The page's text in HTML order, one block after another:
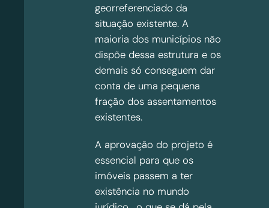
georreferenciado da
situação existente. A
maioria dos municípios não
dispõe dessa estrutura e os
demais só conseguem dar
conta de uma pequena
fração dos assentamentos
existentes.
A aprovação do projeto é
essencial para que os
imóveis passem a ter
existência no mundo